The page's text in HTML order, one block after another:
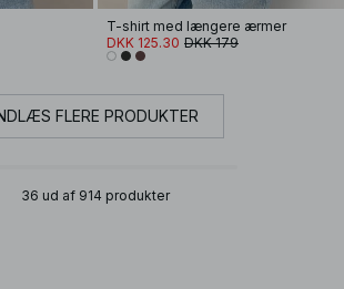
T-shirt med længere ærmer
DKK 125.30 DKK 179
FLERE PRODUKTER
36 ud af 914 produkter